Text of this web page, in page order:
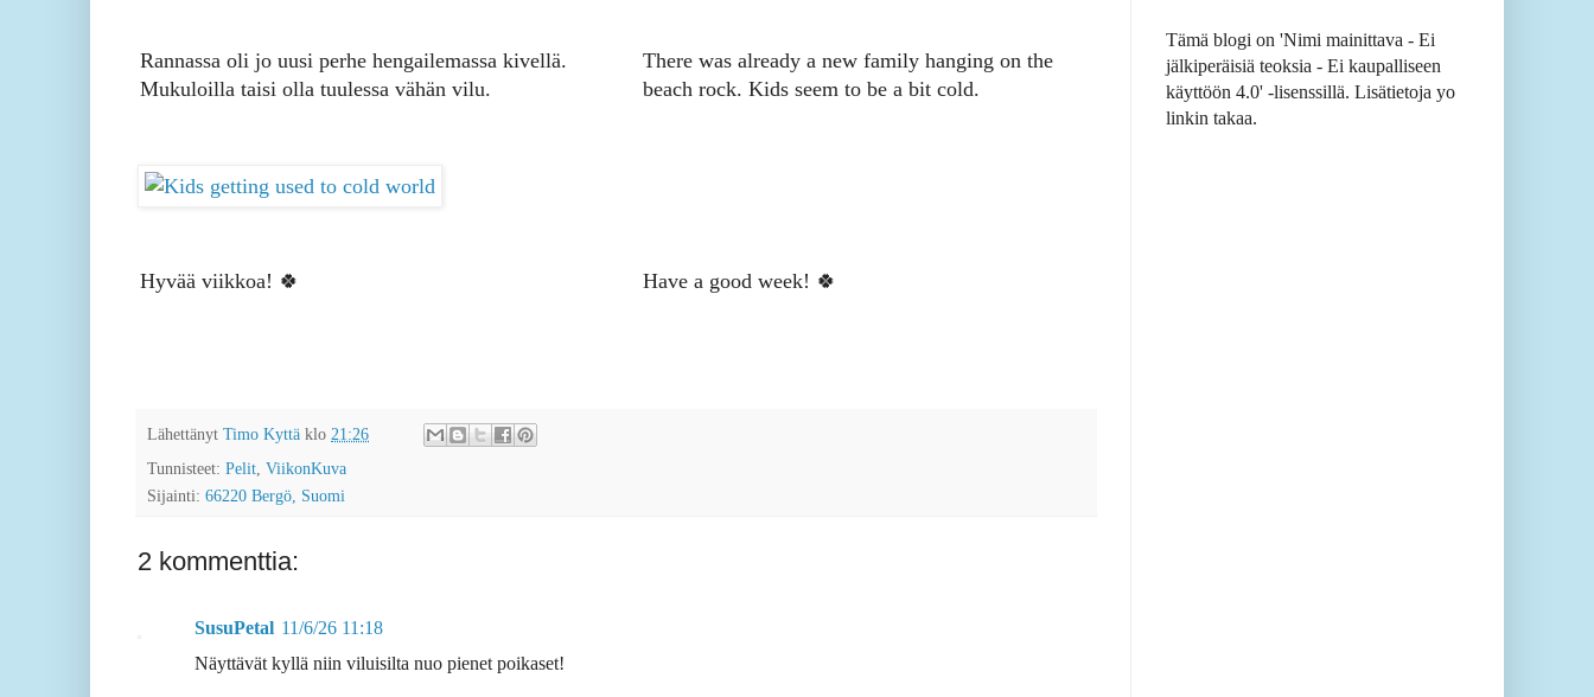
Rannassa oli jo uusi perhe hengailemassa kivellä.
Mukuloilla taisi olla tuulessa vähän vilu.
There was already a new family hanging on the
beach rock. Kids seem to be a bit cold.
Hyvää viikkoa! 🍀 Have a good week! 🍀
Lähettänyt Timo Kyttä klo 21:26
Tunnisteet: Pelit, ViikonKuva
Sijainti: 66220 Bergö, Suomi
2 kommenttia:
SusuPetal 11/6/26 11:18
Näyttävät kyllä niin viluisilta nuo pienet poikaset!
Tämä blogi on 'Nimi mainittava - Ei
jälkiperäisiä teoksia - Ei kaupalliseen
käyttöön 4.0' -lisenssillä. Lisätietoja yo
linkin takaa.